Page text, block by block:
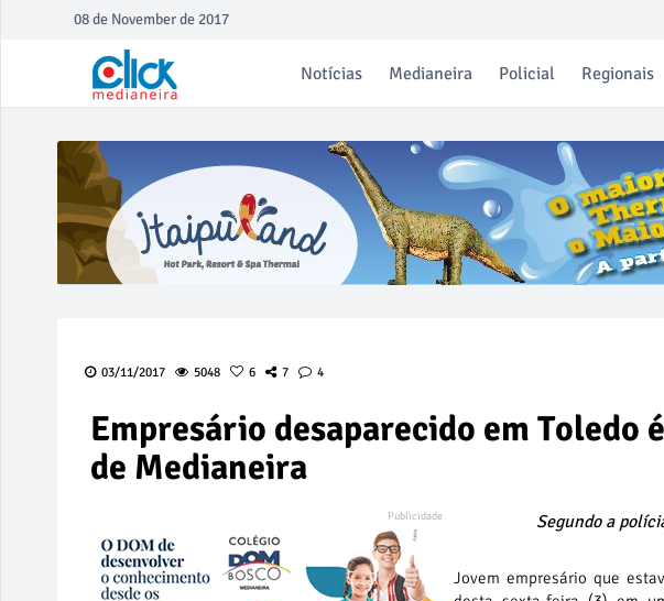
08 de November de 2017
Notícias Medianeira Policial Regionais
03/11/2017 5048 6 7 4
Empresário desaparecido em Toledo
de Medianeira
Segundo a
Jovem empresário que